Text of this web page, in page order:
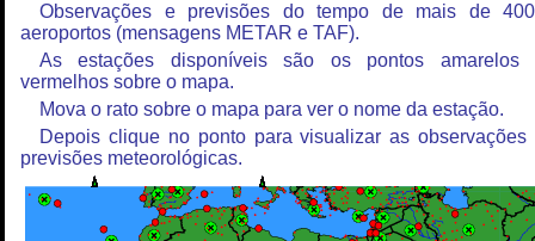
Observações e previsões do tempo de mais de
aeroportos (mensagens METAR e TAF).
As estações disponíveis são os pontos amarelos
vermelhos sobre o mapa.
Mova o rato sobre o mapa para ver o nome da estação.
Depois clique no ponto para visualizar as observações
previsões meteorológicas.